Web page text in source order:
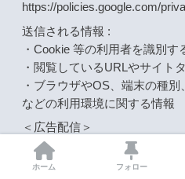
https://policies.google.com/
送信される情報 :
・Cookie 等の利用者を識別す
・閲覧しているURLやサイト
・ブラウザやOS、端末の種
などの利用環境に関する情報
＜広告配信＞
サイト訪問者の行動や属性に
信し、 広告の効果を測定す
ホーム フォロー